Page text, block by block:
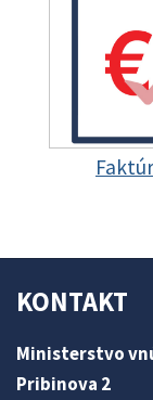
KONTAKT
Ministerstvo
Pribinova 2